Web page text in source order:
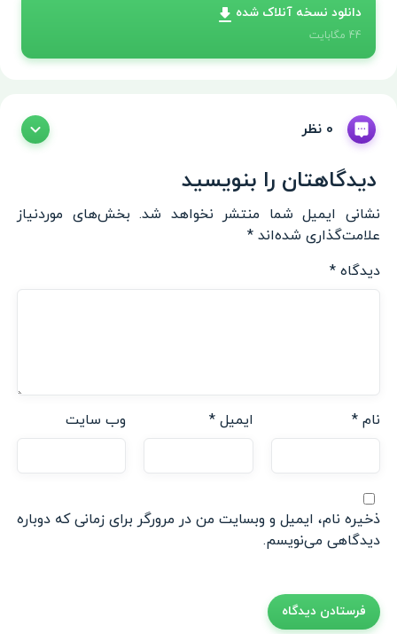
دانلود نسخه آنلاک شده
44 مگابایت
0 نظر
دیدگاهتان را بنویسید
نشانی ایمیل شما منتشر نخواهد شد. بخش‌های موردنیاز
علامت‌گذاری شده‌اند *
دیدگاه *
نام * ایمیل* وب‌ سایت
ذخیره نام، ایمیل و وبسایت من در مرورگر برای زمانی که دوباره
دیدگاهی می‌نویسم.